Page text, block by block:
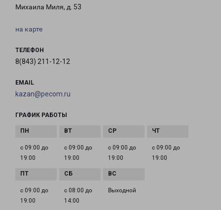
Михаила Миля, д. 53
на карте
ТЕЛЕФОН
8(843) 211-12-12
EMAIL
kazan@pecom.ru
ГРАФИК РАБОТЫ
с 09:00 до
19:00
с 09:00 до
19:00
с 09:00 до
19:00
с 09:00 до
19:00
с 09:00 до
19:00
с 08:00 до
14:00
Выходной